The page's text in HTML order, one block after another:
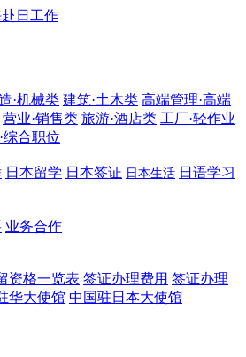
·机械类 建筑·土木类 高端管理·高端
营业·销售类 旅游·酒店类 工厂·轻作业
综合职位
日本留学 日本签证 日本生活 日语学习
业务合作
资格一览表 签证办理费用 签证办理
华大使馆 中国驻日本大使馆